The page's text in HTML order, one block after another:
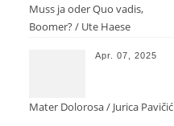
Muss ja oder Quo vadis,
Boomer? / Ute Haese
Apr. 07, 2025
Mater Dolorosa / Jurica Pavičić